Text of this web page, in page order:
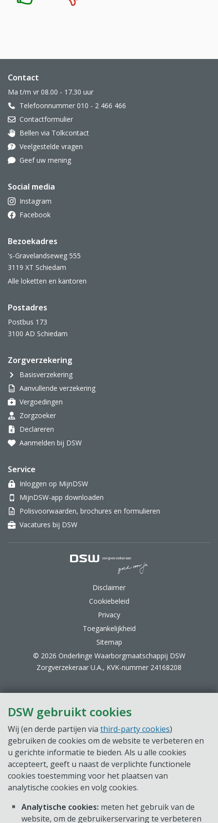
DSW gebruikt cookies
Wij (en derde partijen via third-party cookies)
gebruiken de cookies om de website te verbeteren en
u gerichte informatie te bieden. Als u alle cookies
accepteert, geeft u naast de verplichte functionele
cookies toestemming voor het plaatsen van
analytische cookies en volg cookies.
Analytische cookies: meten het gebruik van de
website, om de gebruikerservaring te verbeteren
Website footer
Contact
Ma t/m vr 08.00 - 17.30 uur
Telefoonnummer 010 - 2 466 466
Contactformulier
Oor met hoortoestel
Bellen via Tolkcontact
Veelgestelde vragen
Geef uw mening
Social media
Instagram
Facebook
Bezoekadres
's-Gravelandseweg 555
3119 XT Schiedam
Alle loketten en kantoren
Postadres
Postbus 173
3100 AD Schiedam
Zorgverzekering
Basisverzekering
Aanvullende verzekering
Vergoedingen
Zorgzoeker
Declareren
Aanmelden bij DSW
Service
Inloggen op MijnDSW
MijnDSW-app downloaden
Polisvoorwaarden, brochures en formulieren
Vacatures bij DSW
Disclaimer
Cookiebeleid
Privacy
Toegankelijkheid
Sitemap
© 2026 Onderlinge Waarborgmaatschappij DSW
Zorgverzekeraar U.A., KVK-nummer 24168208